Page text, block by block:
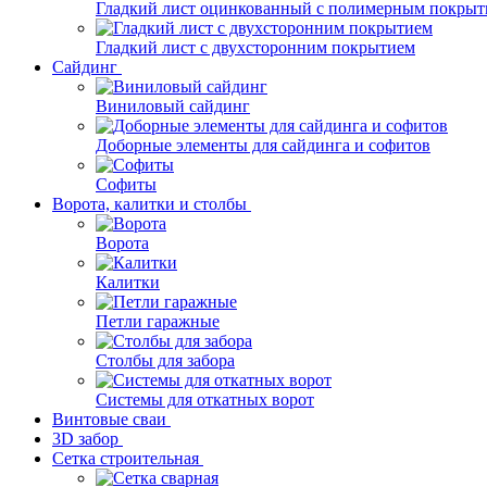
Гладкий лист оцинкованный с полимерным
Гладкий лист с двухсторонним покрытием
Сайдинг
Виниловый сайдинг
Доборные элементы для сайдинга и софитов
Софиты
Ворота, калитки и столбы
Ворота
Калитки
Петли гаражные
Столбы для забора
Системы для откатных ворот
Винтовые сваи
3D забор
Сетка строительная